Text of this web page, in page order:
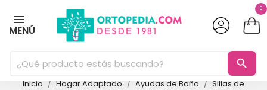
MENÚ
0
search
Inicio Hogar Adaptado Ayudas de Baño
Sillas de